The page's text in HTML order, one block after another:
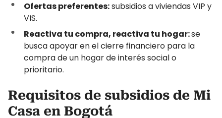
Ofertas preferentes:subsidios a viviendas VIP y
VIS.
Reactiva tu compra, reactiva tu hogar:se
busca apoyar en el cierre financiero para la
compra de un hogar de interés social o
prioritario.
Requisitos de subsidios de Mi
Casa en Bogotá